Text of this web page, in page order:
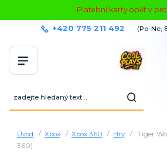
Platební karty opět v
+420 775 211 492 (Po-Ne,
Úvod Xbox Xbox 360 Hry
Tiger
360)